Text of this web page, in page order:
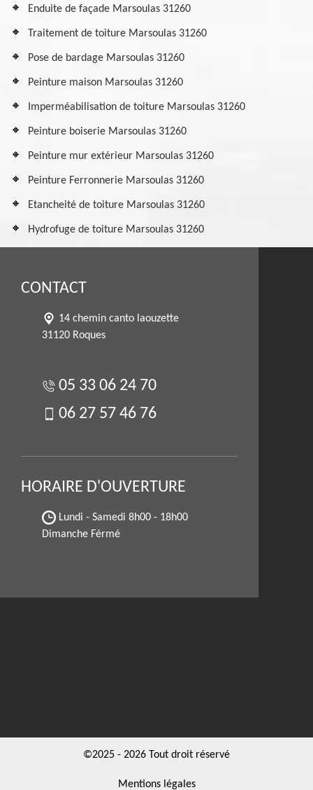
Enduite de façade Marsoulas 31260
Traitement de toiture Marsoulas 31260
Pose de bardage Marsoulas 31260
Peinture maison Marsoulas 31260
Imperméabilisation de toiture Marsoulas 31260
Peinture boiserie Marsoulas 31260
Peinture mur extérieur Marsoulas 31260
Peinture Ferronnerie Marsoulas 31260
Etancheité de toiture Marsoulas 31260
Hydrofuge de toiture Marsoulas 31260
CONTACT
14 chemin canto laouzette
31120 Roques
05 33 06 24 70
06 27 57 46 76
HORAIRE D'OUVERTURE
Lundi - Samedi 8h00 - 18h00
Dimanche Férmé
©2025 - 2026 Tout droit réservé
Mentions légales